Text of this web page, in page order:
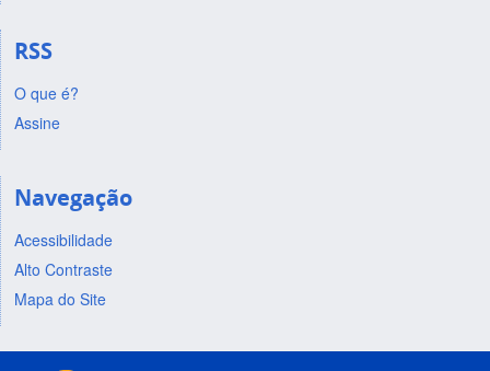
RSS
O que é?
Assine
Navegação
Acessibilidade
Alto Contraste
Mapa do Site